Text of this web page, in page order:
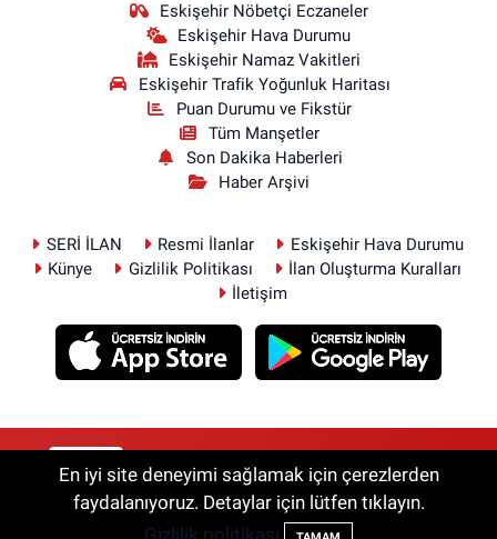
Eskişehir Nöbetçi Eczaneler
Eskişehir Hava Durumu
Eskişehir Namaz Vakitleri
Eskişehir Trafik Yoğunluk Haritası
Puan Durumu ve Fikstür
Tüm Manşetler
Son Dakika Haberleri
Haber Arşivi
SERİ İLAN Resmi İlanlar
Eskişehir Hava Durumu
Künye
Gizlilik Politikası
İlan Oluşturma Kuralları
İletişim
RSS Copyright © 2026. Her hakkı saklıdır.
Haber Yazılımı:TE Bilişim
En iyi site deneyimi sağlamak için çerezlerden
faydalanıyoruz. Detaylar için lütfen tıklayın.
Gizlilik politikası